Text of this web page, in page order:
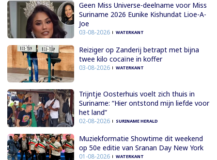
Geen Miss Universe-deelname voor Miss
Suriname 2026 Eunike Kishundat Lioe-A-
Joe
03-08-2026 WATERKANT
Reiziger op Zanderij betrapt met bijna
twee kilo cocaïne in koffer
03-08-2026 WATERKANT
Trijntje Oosterhuis voelt zich thuis in
Suriname: “Hier ontstond mijn liefde voor
het land”
02-08-2026 SURINAME HERALD
Muziekformatie Showtime dit weekend
op 50e editie van Sranan Day New York
01-08-2026 WATERKANT